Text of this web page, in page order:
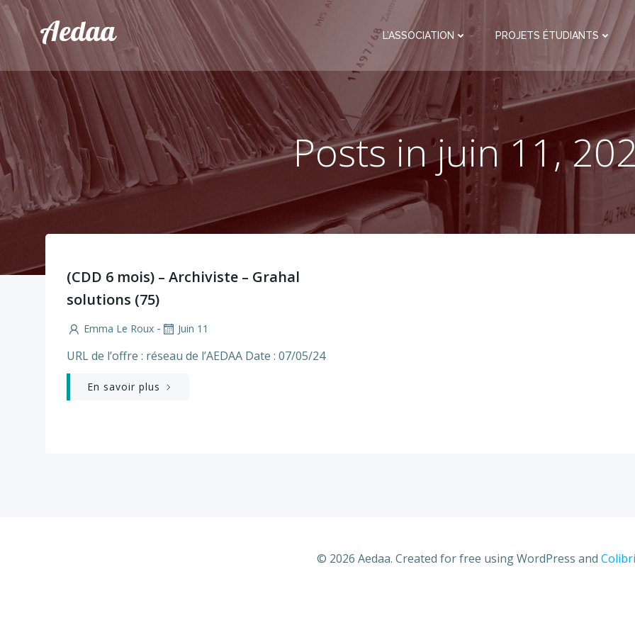
Aller
au
contenuAedaa L’ASSOCIATION PROJETS ÉTUDIANTS
Posts in juin 11,
(CDD 6 mois) – Archiviste – Grahal
solutions (75)
Emma Le Roux - Juin 11
URL de l’offre : réseau de l’AEDAA Date : 07/05/24
En savoir plus
© 2026 Aedaa. Created for free using WordPress and Colibri